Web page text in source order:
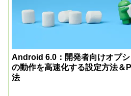
Android 6.0：開発者向けオプ
の動作を高速化する設定方法＆
法